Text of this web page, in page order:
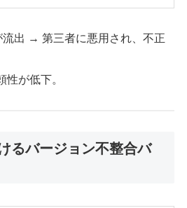
流出 → 第三者に悪用され、不正
性が低下。
るバージョン不整合バ